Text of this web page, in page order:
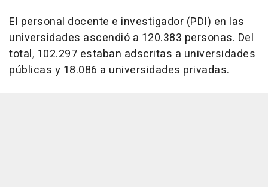
El personal docente e investigador (PDI) en las
universidades ascendió a 120.383 personas. Del
total, 102.297 estaban adscritas a universidades
públicas y 18.086 a universidades privadas.